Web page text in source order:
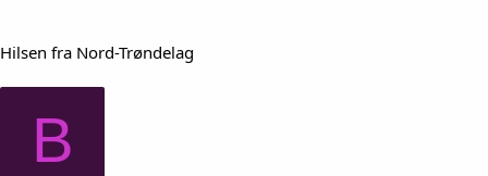
Hilsen fra Nord-Trøndelag
B